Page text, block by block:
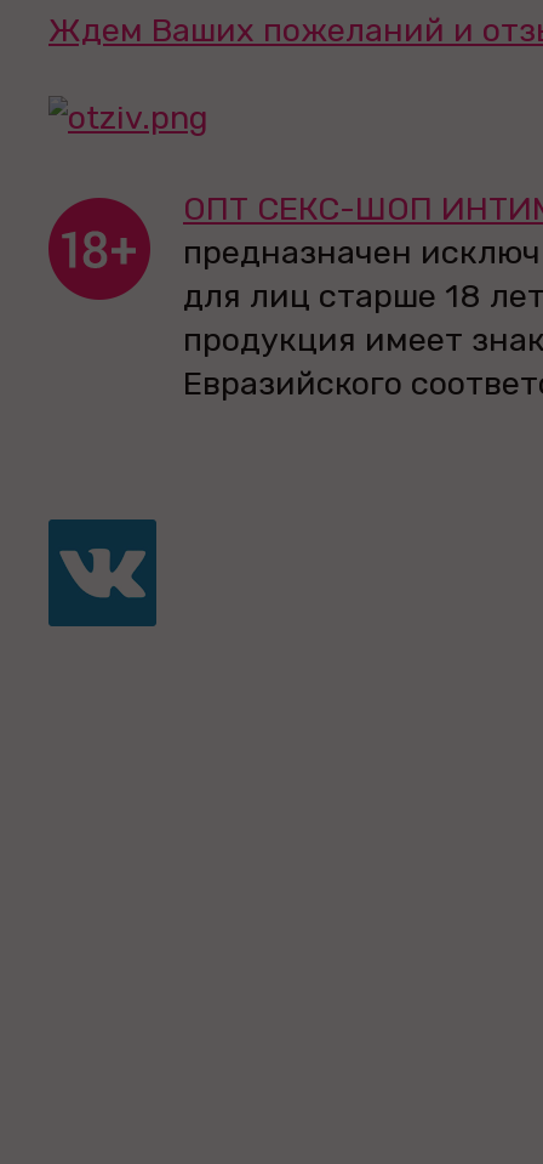
Ждем Ваших пожеланий и
ОПТ СЕКС-ШОП
предназначен
для лиц старше 18
продукция имеет
Евразийского